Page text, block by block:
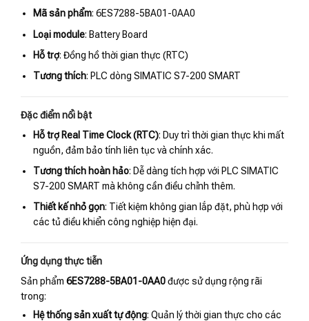
Mã sản phẩm: 6ES7288-5BA01-0AA0
Loại module: Battery Board
Hỗ trợ: Đồng hồ thời gian thực (RTC)
Tương thích: PLC dòng SIMATIC S7-200 SMART
Đặc điểm nổi bật
Hỗ trợ Real Time Clock (RTC): Duy trì thời gian thực khi mất
nguồn, đảm bảo tính liên tục và chính xác.
Tương thích hoàn hảo: Dễ dàng tích hợp với PLC SIMATIC
S7-200 SMART mà không cần điều chỉnh thêm.
Thiết kế nhỏ gọn: Tiết kiệm không gian lắp đặt, phù hợp với
các tủ điều khiển công nghiệp hiện đại.
Ứng dụng thực tiễn
Sản phẩm 6ES7288-5BA01-0AA0được sử dụng rộng rãi
trong:
Hệ thống sản xuất tự động: Quản lý thời gian thực cho các